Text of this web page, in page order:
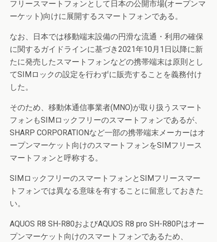
フリースマートフォンとして日本の公開市場(オープンマ
ーケット)向けに展開するスマートフォンである。
なお、日本では移動端末設備の円滑な流通・利用の確保
に関するガイドラインに基づき2021年10月1日以降に新
たに発売したスマートフォンなどの携帯端末は原則とし
てSIMロックの設定を行わずに販売することを義務付け
した。
そのため、移動体通信事業者(MNO)が取り扱うスマート
フォンもSIMロックフリーのスマートフォンであるが、
SHARP CORPORATIONなど一部の携帯端末メーカーはオ
ープンマーケット向けのスマートフォンをSIMフリース
マートフォンと呼称する。
SIMロックフリーのスマートフォンとSIMフリースマー
トフォンでは異なる意味を有することに留意しておきた
い。
AQUOS R8 SH-R80およびAQUOS R8 pro SH-R80Pはオー
プンマーケット向けのスマートフォンであるため、